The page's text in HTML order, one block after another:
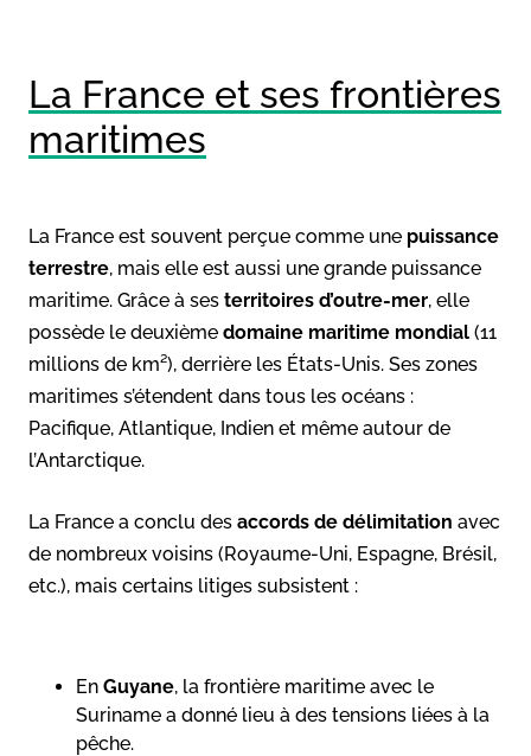
La France et ses frontières
maritimes
La France est souvent perçue comme une puissance
terrestre, mais elle est aussi une grande puissance
maritime. Grâce à ses territoires d’outre-mer, elle
possède le deuxième domaine maritime mondial (11
millions de km²), derrière les États-Unis. Ses zones
maritimes s’étendent dans tous les océans :
Pacifique, Atlantique, Indien et même autour de
l’Antarctique.
La France a conclu des accords de délimitation avec
de nombreux voisins (Royaume-Uni, Espagne, Brésil,
etc.), mais certains litiges subsistent :
En Guyane, la frontière maritime avec le
Suriname a donné lieu à des tensions liées à la
pêche.